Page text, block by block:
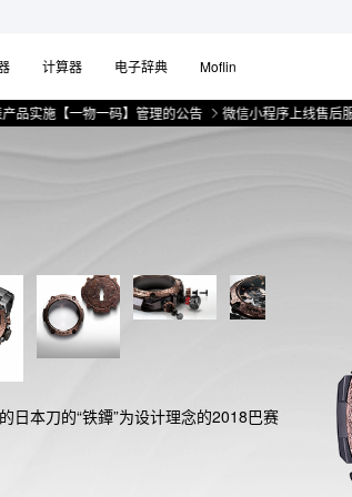
计算器 电子辞典 Moflin
【一物一码】管理的公告 微信小程序上线售后服务公告
日本刀的“铁鐔”为设计理念的2018巴赛